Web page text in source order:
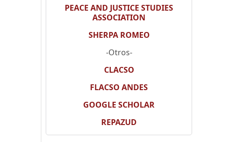
PEACE AND JUSTICE STUDIES
ASSOCIATION
SHERPA ROMEO
-Otros-
CLACSO
FLACSO ANDES
GOOGLE SCHOLAR
REPAZUD